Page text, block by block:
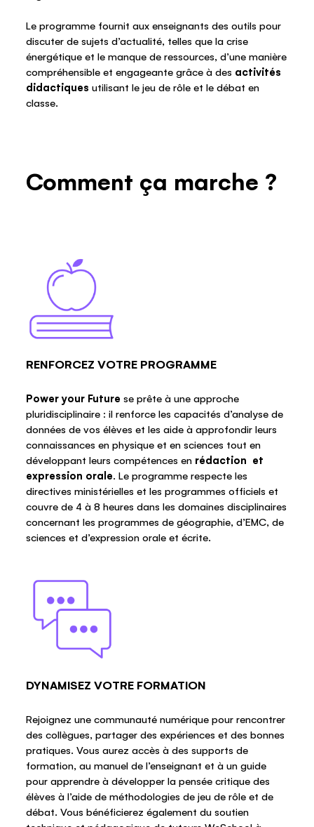
Le programme fournit aux enseignants des outils pour
discuter de sujets d’actualité, telles que la crise
énergétique et le manque de ressources, d’une manière
compréhensible et engageante grâce à des activités
didactiques utilisant le jeu de rôle et le débat en
classe.
Comment ça marche ?
RENFORCEZ VOTRE PROGRAMME
Power your Future se prête à une approche
pluridisciplinaire : il renforce les capacités d’analyse de
données de vos élèves et les aide à approfondir leurs
connaissances en physique et en sciences tout en
développant leurs compétences en rédaction et
expression orale. Le programme respecte les
directives ministérielles et les programmes officiels et
couvre de 4 à 8 heures dans les domaines disciplinaires
concernant les programmes de géographie, d’EMC, de
sciences et d’expression orale et écrite.
DYNAMISEZ VOTRE FORMATION
Rejoignez une communauté numérique pour rencontrer
des collègues, partager des expériences et des bonnes
pratiques. Vous aurez accès à des supports de
formation, au manuel de l’enseignant et à un guide
pour apprendre à développer la pensée critique des
élèves à l’aide de méthodologies de jeu de rôle et de
débat. Vous bénéficierez également du soutien